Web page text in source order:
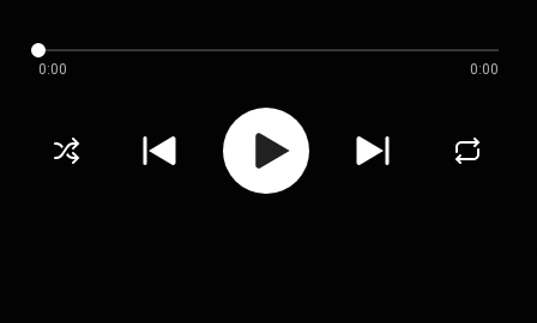
0:00 0:00